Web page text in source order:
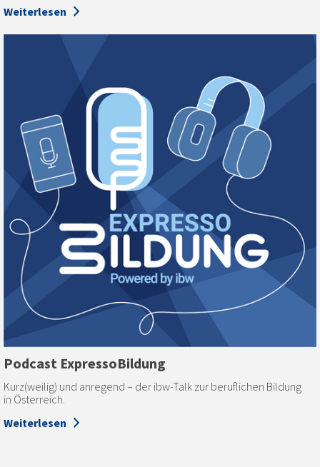
Weiterlesen
Podcast ExpressoBildung
Kurz(weilig) und anregend – der ibw-Talk zur beruflichen Bildung
in Österreich.
Weiterlesen